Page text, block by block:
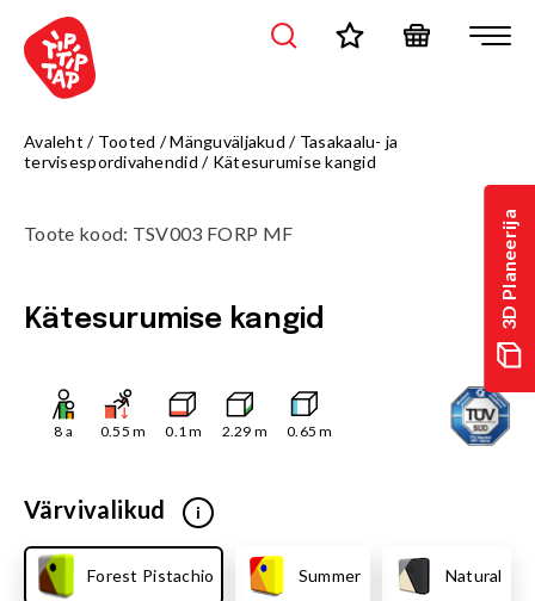
3D Planeerija
Avaleht / Tooted /Mänguväljakud / Tasakaalu- ja
tervisespordivahendid / Kätesurumise kangid
Toote kood: TSV003 FORP MF
Kätesurumise kangid
8 a 0.55 m 0.1m 2.29 m 0.65 m
Värvivalikud i
Forest Pistachio Summer Natural